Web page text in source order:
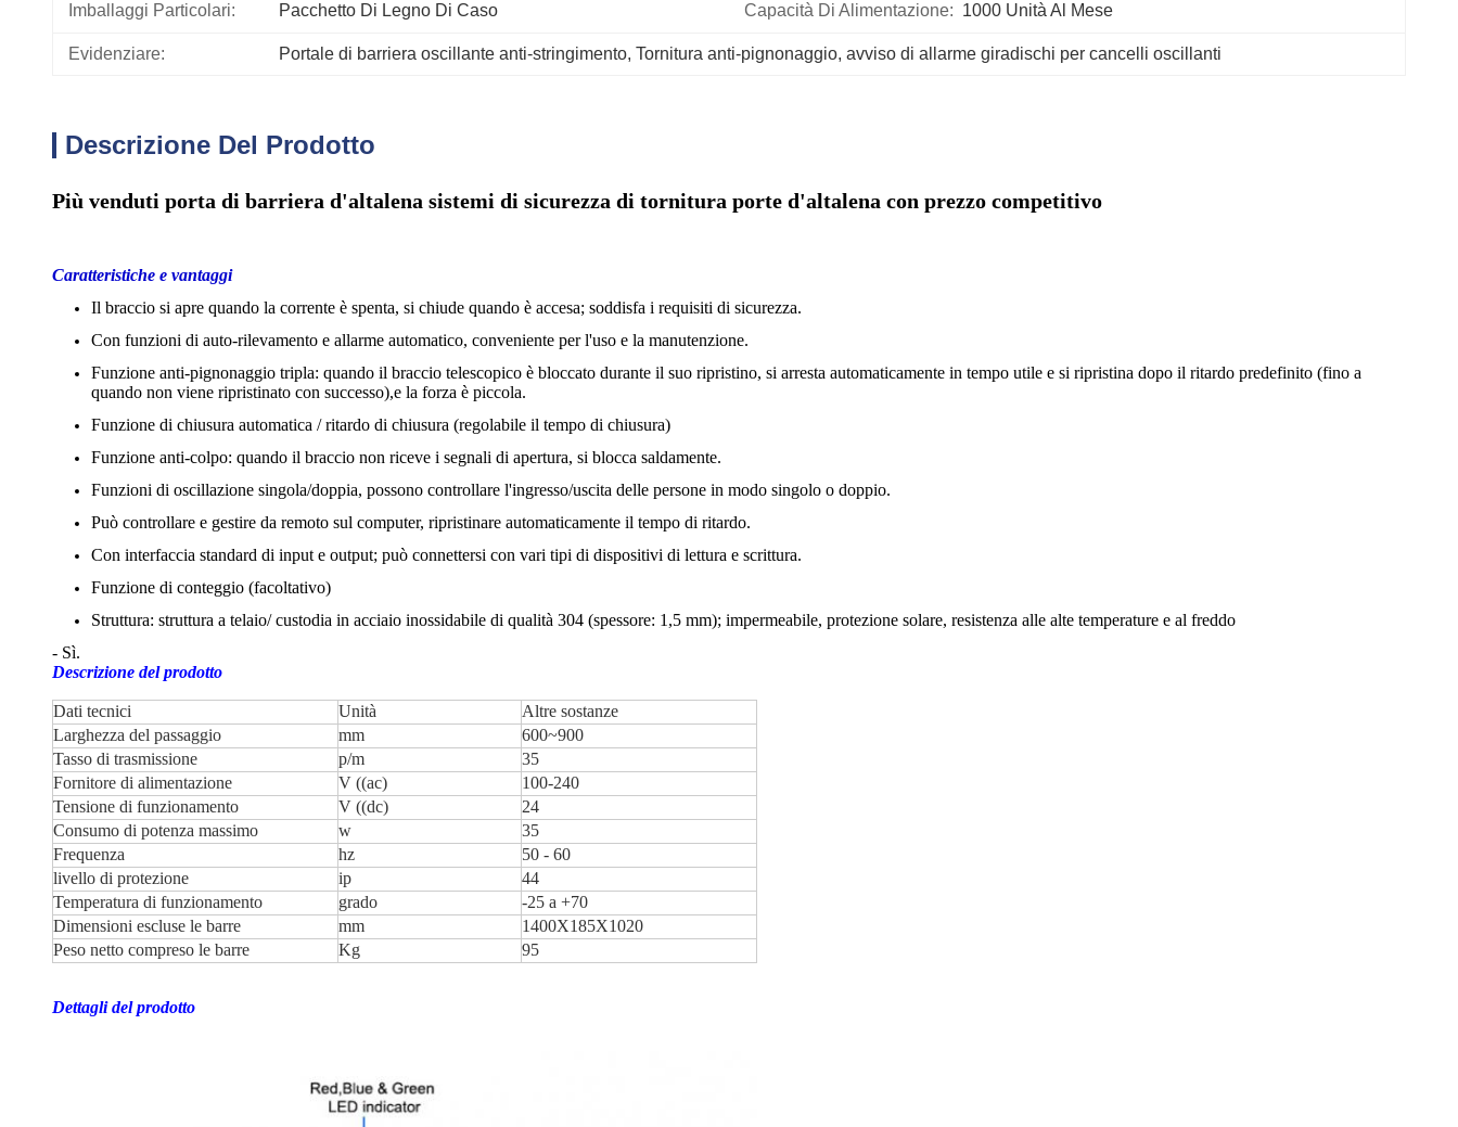
Imballaggi Particolari: Pacchetto Di Legno Di Caso Capacità Di Alimentazione: 1000 Unità Al Mese
Evidenziare: Portale di barriera oscillante anti-stringimento, Tornitura anti-pignonaggio, avviso di allarme giradischi per cancelli oscillanti
Descrizione Del Prodotto
Più venduti porta di barriera d'altalena sistemi di sicurezza di tornitura porte d'altalena con prezzo competitivo
Caratteristiche e vantaggi
Il braccio si apre quando la corrente è spenta, si chiude quando è accesa; soddisfa i requisiti di sicurezza.
Con funzioni di auto-rilevamento e allarme automatico, conveniente per l'uso e la manutenzione.
Funzione anti-pignonaggio tripla: quando il braccio telescopico è bloccato durante il suo ripristino, si arresta automaticamente in tempo utile e si ripristina dopo il ritardo predefinito (fino a
quando non viene ripristinato con successo),e la forza è piccola.
Funzione di chiusura automatica / ritardo di chiusura (regolabile il tempo di chiusura)
Funzione anti-colpo: quando il braccio non riceve i segnali di apertura, si blocca saldamente.
Funzioni di oscillazione singola/doppia, possono controllare l'ingresso/uscita delle persone in modo singolo o doppio.
Può controllare e gestire da remoto sul computer, ripristinare automaticamente il tempo di ritardo.
Con interfaccia standard di input e output; può connettersi con vari tipi di dispositivi di lettura e scrittura.
Funzione di conteggio (facoltativo)
Struttura: struttura a telaio/ custodia in acciaio inossidabile di qualità 304 (spessore: 1,5 mm); impermeabile, protezione solare, resistenza alle alte temperature e al freddo
- Sì.
Descrizione del prodotto
Dati tecnici Unità
Altre sostanze
Larghezza del passaggio
mm
600~900
Tasso di trasmissione
p/m
35
Fornitore di alimentazione
V ((ac)
100-240
Tensione di funzionamento
V ((dc)
24
Consumo di potenza massimo
w
35
Frequenza
hz
50 - 60
livello di protezione
ip
44
Temperatura di funzionamento
grado
-25 a +70
Dimensioni escluse le barre
mm
1400X185X1020
Peso netto compreso le barre
Kg 95
Dettagli del prodotto